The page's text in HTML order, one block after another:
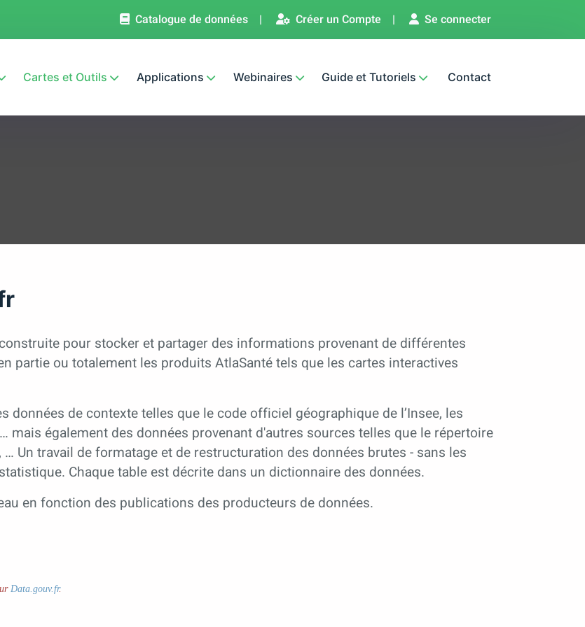
Catalogue de données | Créer un Compte | Se connecter
Cartes et Outils Applications Webinaires Guide et Tutoriels Contact
pour stocker et partager des informations provenant de différentes
partie ou totalement les produits AtlaSanté tels que les cartes interactives
données de contexte telles que le code officiel géographique de l’Insee, les
mais également des données provenant d'autres sources telles que le répertoire
Un travail de formatage et de restructuration des données brutes - sans les
Chaque table est décrite dans un dictionnaire des données.
en fonction des publications des producteurs de données.
Data.gouv.fr.